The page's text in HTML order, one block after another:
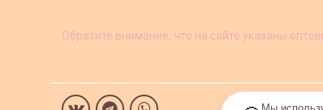
Обратите внимание, что на сайте указаны
Мы